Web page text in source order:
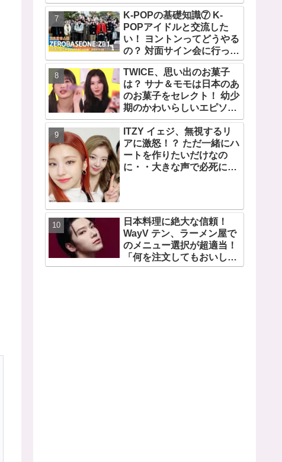
じられてタジタジに
K-POPの基礎知識⑦ K-
POPアイドルと交流した
い！ ヨントンってどうやる
の？ 対面サイン会に行って
みたい！ ショケ、お見送り
会、握手会・・・リリース
イベントあれこれを紹介
TWICE、思い出のお菓子
は？ サナ＆モモは日本のあ
のお菓子をセレクト！ 幼少
期のかわいらしいエピソー
ドも公開
ITZY イェジ、無視するリ
アに激怒！？ ただ一緒にハ
ートを作りたいだけなの
に・・大きな声で必死にア
日本料理に絶大な信頼！
WayV テン、ラーメン屋で
のメニュー選択が超適当！
「何を注文してもおいしい
から・・」日本の食べ物に